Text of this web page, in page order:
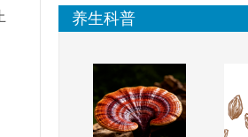
养生科普